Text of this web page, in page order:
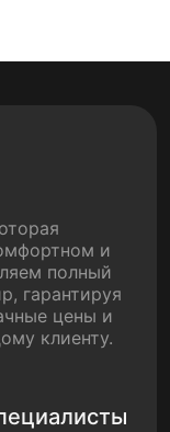
и
полный
гарантируя
цены и
клиенту.